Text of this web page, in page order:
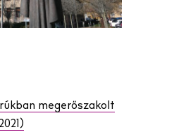
megerőszakolt